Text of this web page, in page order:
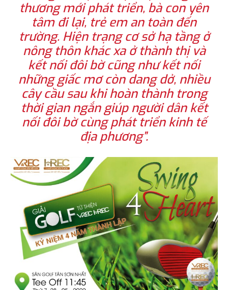
thương mới phát triển, bà con yên
tâm đi lại, trẻ em an toàn đến
trường. Hiện trạng cơ sở hạ tầng ở
nông thôn khác xa ở thành thị và
kết nối đôi bờ cũng như kết nối
những giấc mơ còn dang dở, nhiều
cây cầu sau khi hoàn thành trong
thời gian ngắn giúp người dân kết
nối đôi bờ cùng phát triển kinh tế
địa phương”.